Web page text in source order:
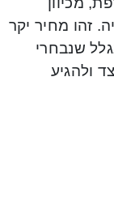
זהו מחיר יקר
שנבחרי
ולהגיע